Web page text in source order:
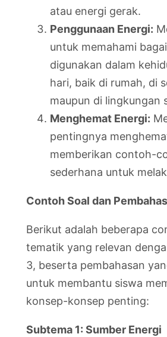
atau energi gerak.
Penggunaan Energi:
untuk memahami
digunakan dalam
hari, baik di rumah, di
maupun di lingkungan
Menghemat Energi:
pentingnya
memberikan contoh-
sederhana untuk
Contoh Soal dan
Berikut adalah beberapa
tematik yang relevan
3, beserta pembahasan
untuk membantu siswa
konsep-konsep penting:
Subtema 1: Sumber Energi